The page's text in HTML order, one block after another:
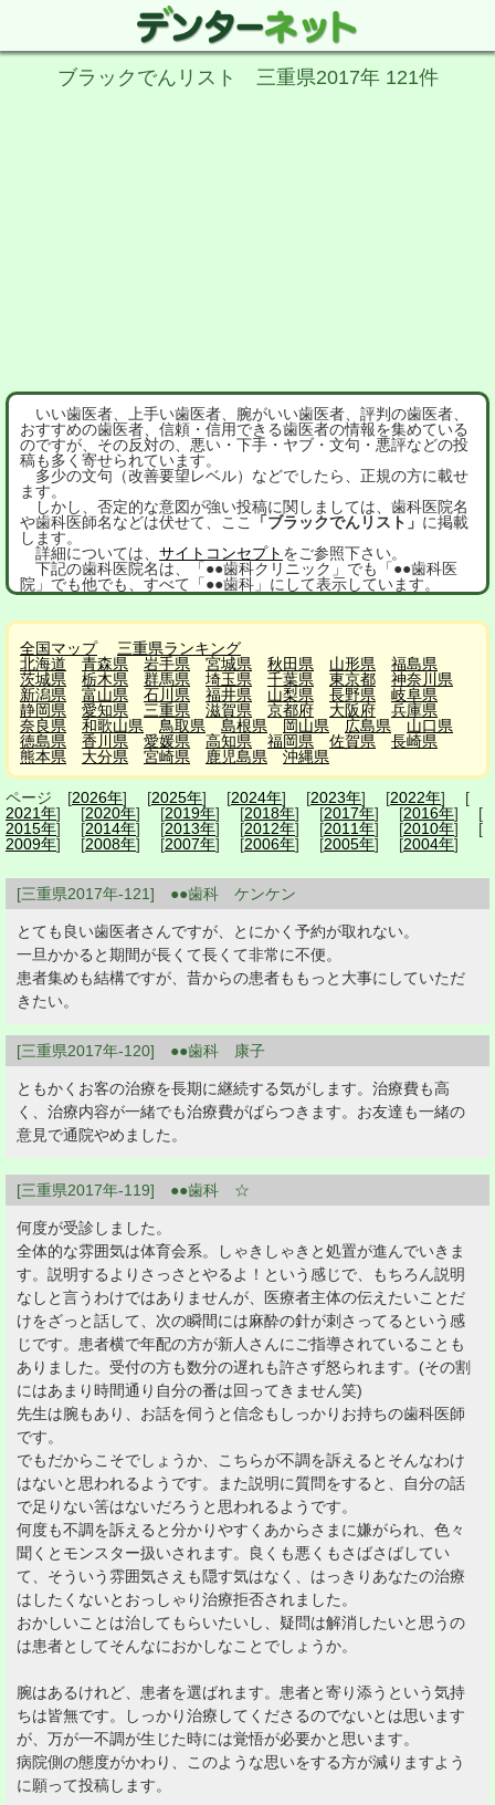
ブラックでんリスト 三重県2017年 121件
いい歯医者、上手い歯医者、腕がいい歯医者、評判の歯医者、
おすすめの歯医者、信頼・信用できる歯医者の情報を集めている
のですが、その反対の、悪い・下手・ヤブ・文句・悪評などの投
稿も多く寄せられています。
多少の文句（改善要望レベル）などでしたら、正規の方に載せ
ます。
しかし、否定的な意図が強い投稿に関しましては、歯科医院名
や歯科医師名などは伏せて、ここ
「ブラックでんリスト」 に掲載
します。
詳細については、 サイトコンセプト をご参照下さい。
下記の歯科医院名は、「●●歯科クリニック」でも「●●歯科医
院」でも他でも、すべて「●●歯科」にして表示しています。
全国マップ
三重県ランキング
北海道
青森県 岩手県 宮城県 秋田県 山形県
福島県
茨城県
栃木県 群馬県 埼玉県 千葉県 東京都
神奈川県
新潟県
富山県 石川県 福井県 山梨県 長野県
岐阜県
静岡県
愛知県 三重県 滋賀県 京都府 大阪府
兵庫県
奈良県
和歌山県 鳥取県 島根県 岡山県 広島県
山口県
徳島県
香川県 愛媛県 高知県 福岡県 佐賀県
長崎県
熊本県
大分県 宮崎県 鹿児島県 沖縄県
ページ [2026年] [2025年] [2024年] [2023年] [2022年] [
2021年] [2020年] [2019年] [2018年] [2017年] [2016年] [
2015年] [2014年] [2013年] [2012年] [2011年] [2010年] [
2009年] [2008年] [2007年] [2006年] [2005年] [2004年]
[三重県2017年-121] ●●歯科 ケンケン
とても良い歯医者さんですが、とにかく予約が取れない。
一旦かかると期間が長くて長くて非常に不便。
患者集めも結構ですが、昔からの患者ももっと大事にしていただ
きたい。
[三重県2017年-120] ●●歯科 康子
ともかくお客の治療を長期に継続する気がします。治療費も高
く、治療内容が一緒でも治療費がばらつきます。お友達も一緒の
意見で通院やめました。
[三重県2017年-119] ●●歯科 ☆
何度が受診しました。
全体的な雰囲気は体育会系。しゃきしゃきと処置が進んでいきま
す。説明するよりさっさとやるよ！という感じで、もちろん説明
なしと言うわけではありませんが、医療者主体の伝えたいことだ
けをざっと話して、次の瞬間には麻酔の針が刺さってるという感
じです。患者横で年配の方が新人さんにご指導されていることも
ありました。受付の方も数分の遅れも許さず怒られます。(その割
にはあまり時間通り自分の番は回ってきません笑)
先生は腕もあり、お話を伺うと信念もしっかりお持ちの歯科医師
です。
でもだからこそでしょうか、こちらが不調を訴えるとそんなわけ
はないと思われるようです。また説明に質問をすると、自分の話
で足りない筈はないだろうと思われるようです。
何度も不調を訴えると分かりやすくあからさまに嫌がられ、色々
聞くとモンスター扱いされます。良くも悪くもさばさばしてい
て、そういう雰囲気さえも隠す気はなく、はっきりあなたの治療
はしたくないとおっしゃり治療拒否されました。
おかしいことは治してもらいたいし、疑問は解消したいと思うの
は患者としてそんなにおかしなことでしょうか。
腕はあるけれど、患者を選ばれます。患者と寄り添うという気持
ちは皆無です。しっかり治療してくださるのでないとは思います
が、万が一不調が生じた時には覚悟が必要かと思います。
病院側の態度がかわり、このような思いをする方が減りますよう
に願って投稿します。